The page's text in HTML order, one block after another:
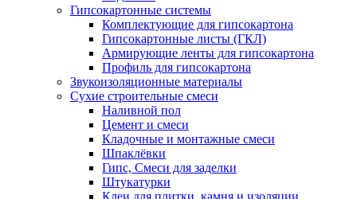
Гипсокартонные системы
Комплектующие для гипсокартона
Гипсокартонные листы (ГКЛ)
Армирующие ленты для гипсокартона
Профиль для гипсокартона
Звукоизоляционные материалы
Сухие строительные смеси
Наливной пол
Цемент и смеси
Кладочные и монтажные смеси
Шпаклёвки
Гипс, Смеси для заделки
Штукатурки
Клеи для плитки, камня и изоляции